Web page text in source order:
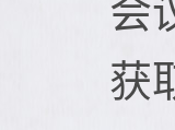
会
获